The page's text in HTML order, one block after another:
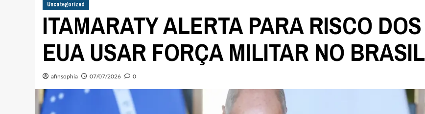
Uncategorized
ITAMARATY ALERTA PARA RISCO DOS
EUA USAR FORÇA MILITAR NO BRASIL
afinsophia 07/07/2026 0